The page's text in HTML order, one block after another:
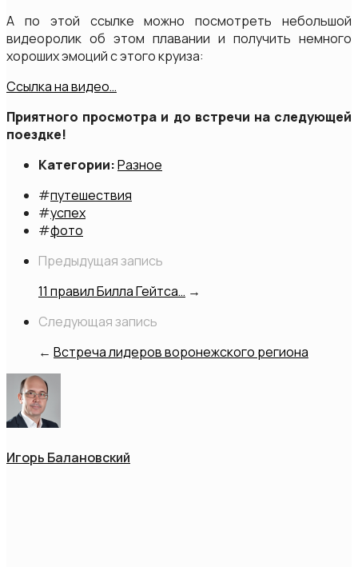
А по этой ссылке можно посмотреть небольшой
видеоролик об этом плавании и получить немного
хороших эмоций с этого круиза:
Ссылка на видео…
Приятного просмотра и до встречи на следующей
поездке!
Категории:Разное
#путешествия
#успех
#фото
Предыдущая запись
11 правил Билла Гейтса… →
Следующая запись
← Встреча лидеров воронежского региона
Игорь Балановский